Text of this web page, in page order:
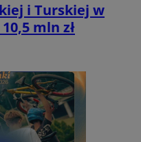
i Turskiej w
mln zł